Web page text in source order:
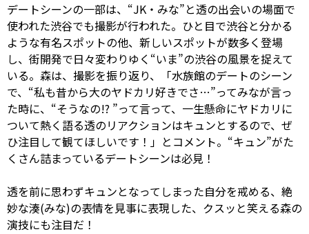
デートシーンの一部は、“JK・みな”と透の出会いの場面で
使われた渋谷でも撮影が行われた。ひと目で渋谷と分かる
ような有名スポットの他、新しいスポットが数多く登場
し、街開発で日々変わりゆく“いま”の渋谷の風景を捉えて
いる。森は、撮影を振り返り、「水族館のデートのシーン
で、“私も昔から大のヤドカリ好きでさ…”ってみなが言っ
た時に、“そうなの!? ”って言って、一生懸命にヤドカリに
ついて熱く語る透のリアクションはキュンとするので、ぜ
ひ注目して観てほしいです！」とコメント。“キュン”がた
くさん詰まっているデートシーンは必見！
透を前に思わずキュンとなってしまった自分を戒める、絶
妙な湊(みな)の表情を見事に表現した、クスッと笑える森の
演技にも注目だ！